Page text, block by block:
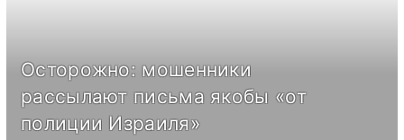
Осторожно: мошенники
рассылают письма якобы «от
полиции Израиля»